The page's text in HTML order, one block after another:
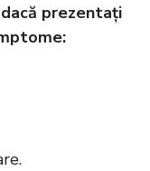
prezentați